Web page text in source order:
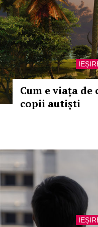
Cum e viața
copii autiști